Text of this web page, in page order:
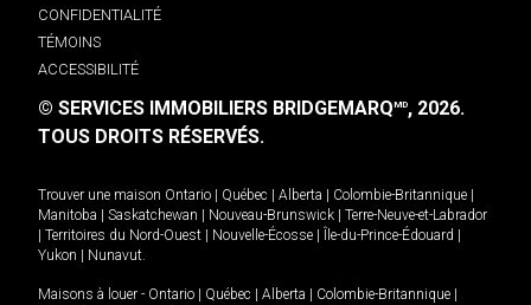
CONFIDENTIALITÉ
TÉMOINS
ACCESSIBILITÉ
© SERVICES IMMOBILIERS BRIDGEMARQMD, 2026.
TOUS DROITS RÉSERVÉS.
Trouver une maison Ontario Québec Alberta Colombie-Britannique
Manitoba
Saskatchewan Nouveau-Brunswick
Terre-Neuve-et-Labrador
Territoires du Nord-Ouest Nouvelle-Écosse Île-du-Prince-Édouard
Yukon
Nunavut.
Maisons à louer - Ontario Québec Alberta Colombie-Britannique